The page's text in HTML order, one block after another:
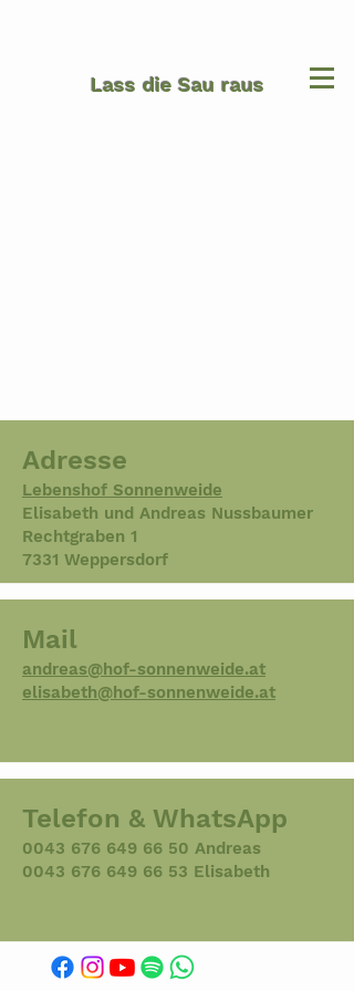
Lass die Sau raus
Adresse
Lebenshof Sonnenweide
Elisabeth und Andreas Nussbaumer
Rechtgraben 1
7331 Weppersdorf
Mail
andreas@hof-sonnenweide.at
elisabeth@hof-sonnenweide.at
Telefon & WhatsApp
0043 676 649 66 50 Andreas
0043 676 649 66 53 Elisabeth